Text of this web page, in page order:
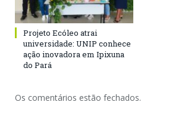
Projeto Ecóleo atrai
universidade: UNIP conhece
ação inovadora em Ipixuna
do Pará
Os comentários estão fechados.